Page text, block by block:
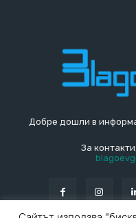
Добре дошли в
За